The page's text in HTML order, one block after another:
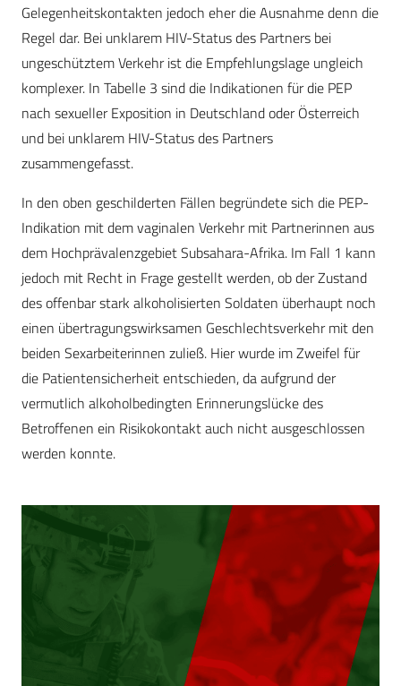
Gelegenheitskontakten jedoch eher die Ausnahme denn die
Regel dar. Bei unklarem HIV-Status des Partners bei
ungeschütztem Verkehr ist die Empfehlungslage ungleich
komplexer. In Tabelle 3 sind die Indikationen für die PEP
nach sexueller Exposition in Deutschland oder Österreich
und bei unklarem HIV-Status des Partners
zusammengefasst.
In den oben geschilderten Fällen begründete sich die PEP-
Indikation mit dem vaginalen Verkehr mit Partnerinnen aus
dem Hochprävalenzgebiet Subsahara-Afrika. Im Fall 1 kann
jedoch mit Recht in Frage gestellt werden, ob der Zustand
des offenbar stark alkoholisierten Soldaten überhaupt noch
einen übertragungswirksamen Geschlechtsverkehr mit den
beiden Sexarbeiterinnen zuließ. Hier wurde im Zweifel für
die Patientensicherheit entschieden, da aufgrund der
vermutlich alkoholbedingten Erinnerungslücke des
Betroffenen ein Risikokontakt auch nicht ausgeschlossen
werden konnte.